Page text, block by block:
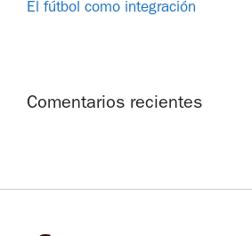
El fútbol como integración
Comentarios recientes